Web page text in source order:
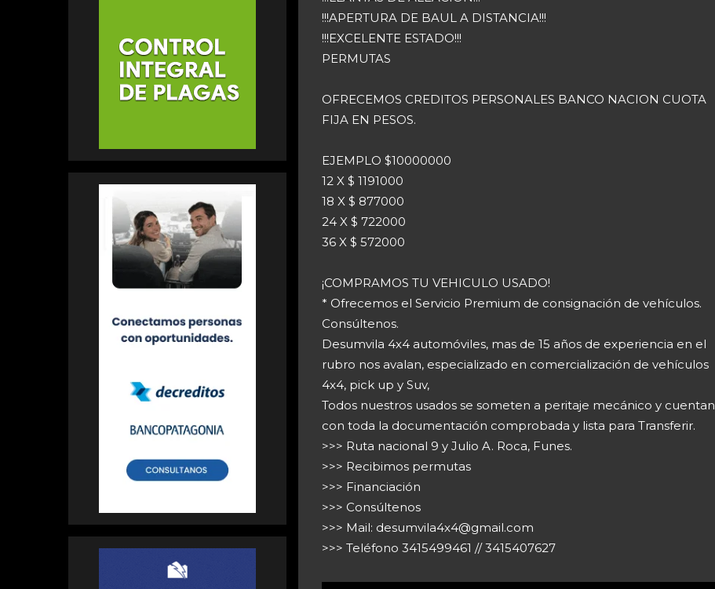
!!!APERTURA DE BAUL A DISTANCIA!!!
!!!EXCELENTE ESTADO!!!
PERMUTAS
OFRECEMOS CREDITOS PERSONALES BANCO NACION CUOTA
FIJA EN PESOS.
EJEMPLO $10000000
12 X $ 1191000
18 X $ 877000
24 X $ 722000
36 X $ 572000
¡COMPRAMOS TU VEHICULO USADO!
* Ofrecemos el Servicio Premium de consignación de vehículos.
Consúltenos.
Desumvila 4x4 automóviles, mas de 15 años de experiencia en el
rubro nos avalan, especializado en comercialización de vehículos
4x4, pick up y Suv,
Todos nuestros usados se someten a peritaje mecánico y cuentan
con toda la documentación comprobada y lista para Transferir.
>>> Ruta nacional 9 y Julio A. Roca, Funes.
>>> Recibimos permutas
>>> Financiación
>>> Consúltenos
>>> Mail: desumvila4x4@gmail.com
>>> Teléfono 3415499461 // 3415407627